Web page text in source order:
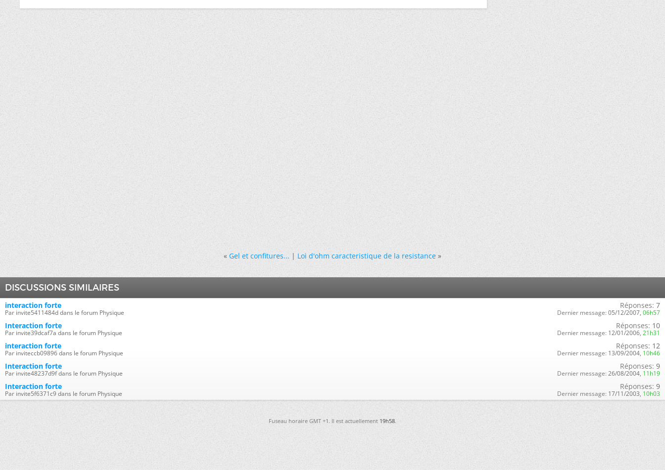
« Gel et confitures...|Loi d'ohm caracteristique de la resistance »
DISCUSSIONS SIMILAIRES
interaction forte
Par invite5411484d dans le forum Physique
Réponses: 7
Dernier message: 05/12/2007, 06h57
Interaction forte
Par invite39dcaf7a dans le forum Physique
Réponses: 10
Dernier message: 12/01/2006, 21h31
interaction forte
Par inviteccb09896 dans le forum Physique
Réponses: 12
Dernier message: 13/09/2004, 10h46
Interaction forte
Par invite48237d9f dans le forum Physique
Réponses: 9
Dernier message: 26/08/2004, 11h19
Interaction forte
Par invite5f6371c9 dans le forum Physique
Réponses: 9
Dernier message: 17/11/2003, 10h03
Fuseau horaire GMT +1. Il est actuellement19h58.